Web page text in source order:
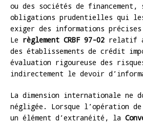
ou des sociétés de financement,
obligations prudentielles qui
exiger des informations
Le règlement CRBF 97-02 relatif
des établissements de crédit
évaluation rigoureuse des
indirectement le devoir
La dimension internationale ne
négligée. Lorsque l’opération
un élément d’extranéité, la